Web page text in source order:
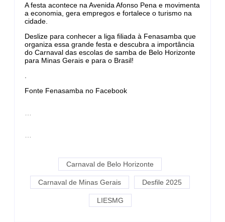
A festa acontece na Avenida Afonso Pena e movimenta
a economia, gera empregos e fortalece o turismo na
cidade.
Deslize para conhecer a liga filiada à Fenasamba que
organiza essa grande festa e descubra a importância
do Carnaval das escolas de samba de Belo Horizonte
para Minas Gerais e para o Brasil!
Fonte Fenasamba no Facebook
Carnaval de Belo Horizonte
Carnaval de Minas Gerais Desfile 2025
LIESMG